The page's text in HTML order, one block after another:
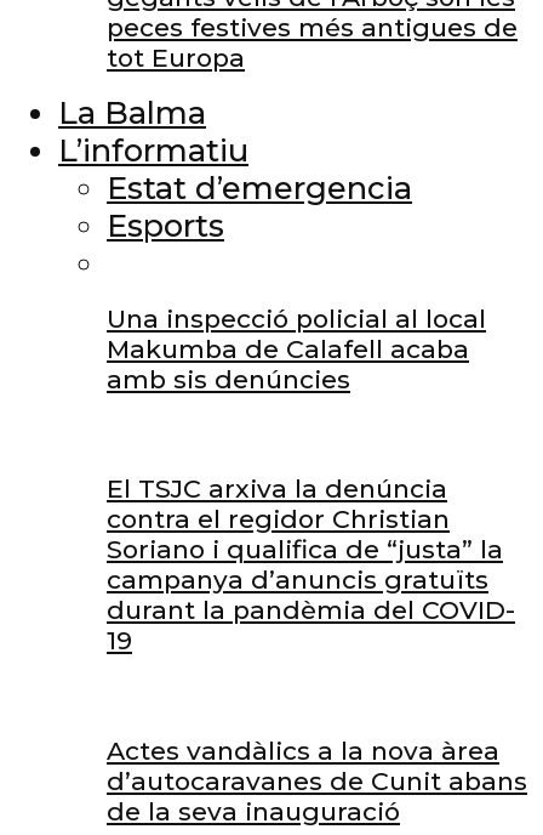
peces festives més antigues de
tot Europa
La Balma
L’informatiu
Estat d’emergencia
Esports
Una inspecció policial al local
Makumba de Calafell acaba
amb sis denúncies
El TSJC arxiva la denúncia
contra el regidor Christian
Soriano i qualifica de “justa” la
campanya d’anuncis gratuïts
durant la pandèmia del COVID-
19
Actes vandàlics a la nova àrea
d’autocaravanes de Cunit abans
de la seva inauguració